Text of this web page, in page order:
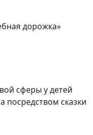
дорожка»
сферы у детей
посредством сказки